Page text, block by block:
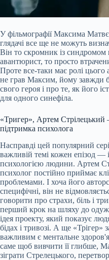
У фільмографії Максима
глядачі все ще не можуть
Він то скромник із синдромом
авантюрист, то просто
Проте все-таки має ролі цього
не грав Максим, йому завжди
свого героя і про те, як його
для одного синефіла.
«Тригер», Артем Стрілецький
підтримка психолога
Насправді цей популярний
важливій темі кожен епізод —
психологією людини. Артем
психолог постійно приймає
проблемами. І хоча його
специфічні, він не
говорити про страхи, біль і
перший крок на шляху до
ідея проекту, який показує
бідах і тривозі. А ще «Трігер»
важливим є ментальне
саме щоб вивчити її глибше,
зіграти Стрелецького,